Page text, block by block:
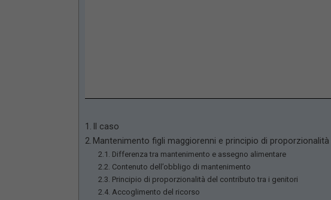
78.61%
Il caso
Mantenimento figli maggiorenni e principio di
Differenza tra mantenimento e assegno alimentare
Contenuto dell’obbligo di mantenimento
Principio di proporzionalità del contributo tra i genitori
Accoglimento del ricorso